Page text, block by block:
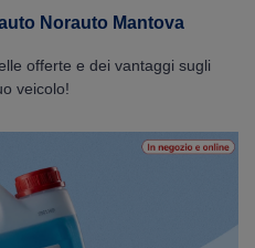
Norauto Mantova
offerte e dei vantaggi sugli
veicolo!